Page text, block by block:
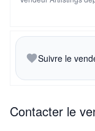
Suivre le
Contacter le